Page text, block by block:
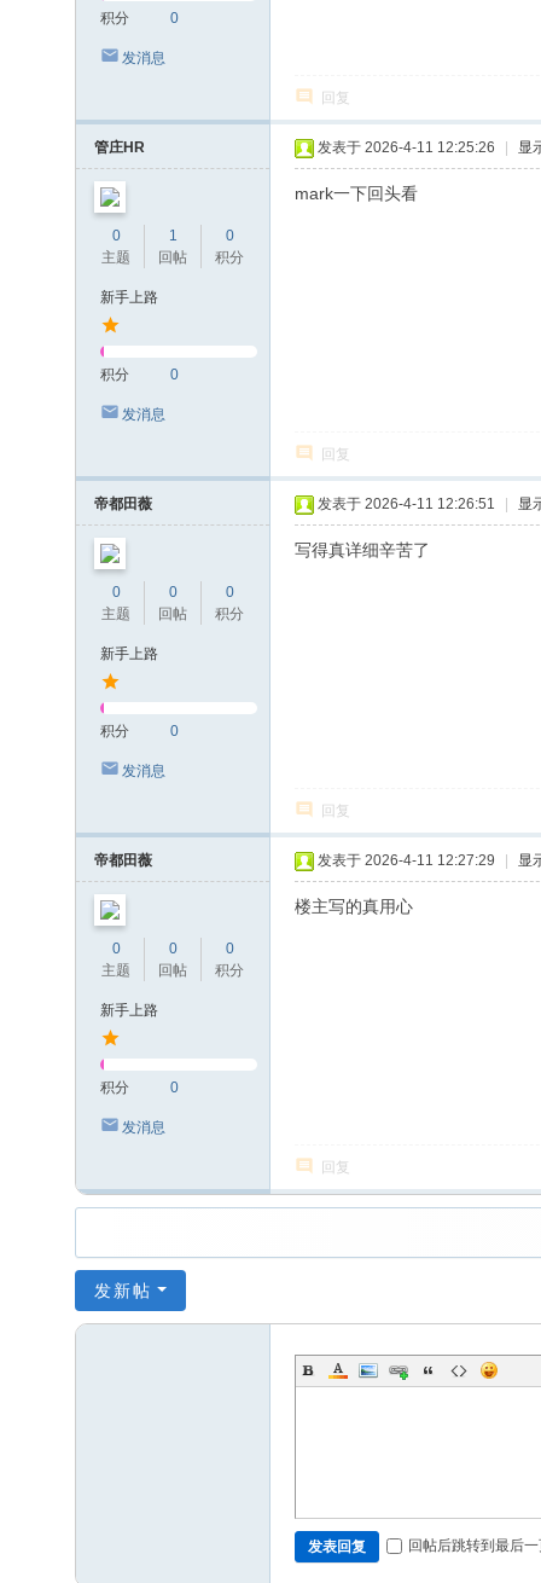
积分 0
发消息
回复
管庄HR
0
主题
1
回帖
0
积分
新手上路
积分 0
发消息
发表于 2026-4-11 12:25:26 显
mark一下回头看
回复
帝都田薇
0
主题
0
回帖
0
积分
新手上路
积分 0
发消息
发表于 2026-4-11 12:26:51 显
写得真详细辛苦了
回复
帝都田薇
0
主题
0
回帖
0
积分
新手上路
积分 0
发消息
发表于 2026-4-11 12:27:29 显
楼主写的真用心
回复
发新帖
发表回复 回帖后跳转到最后